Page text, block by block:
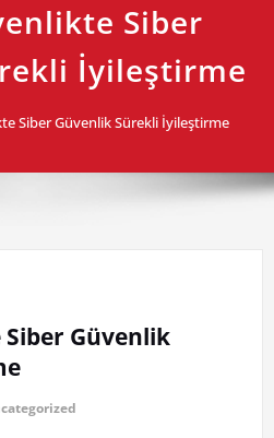
Siber
İyileştirme
Siber Güvenlik Sürekli İyileştirme
Güvenlik